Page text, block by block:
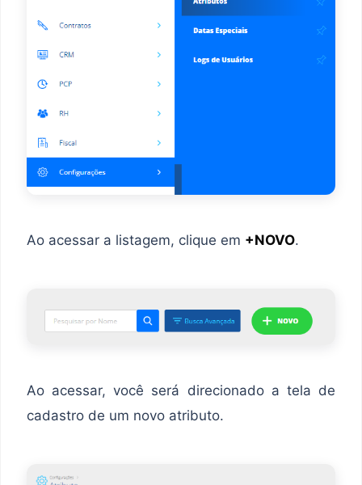
Ao acessar a listagem, clique em +NOVO.
Ao acessar, você será direcionado a tela de
cadastro de um novo atributo.